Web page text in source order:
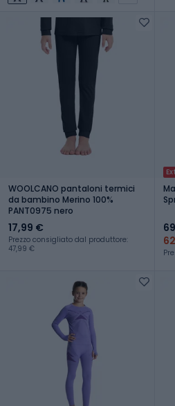
WOOLCANO pantaloni termici
da bambino Merino 100%
PANT0975 nero
17,99 €
Prezzo consigliato dal produttore:
47,99 €